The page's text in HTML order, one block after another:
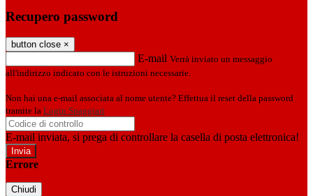
Recupero password
button close ×
E-mail Verrà inviato un messaggio
all'indirizzo indicato con le istruzioni necessarie.
Non hai una e-mail associata al nome utente? Effettua il reset della password
tramite la Login Spaggiari
E-mail inviata, si prega di controllare la casella di posta elettronica!
Errore
Chiudi